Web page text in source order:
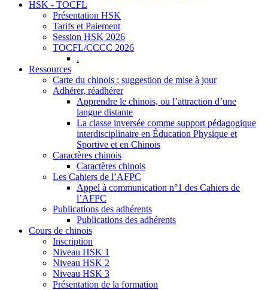
HSK - TOCFL
Présentation HSK
Tarifs et Paiement
Session HSK 2026
TOCFL/CCCC 2026
.
Ressources
Carte du chinois : suggestion de mise à jour
Adhérer, réadhérer
Apprendre le chinois, ou l’attraction d’une
langue distante
La classe inversée comme support pédagogique
interdisciplinaire en Éducation Physique et
Sportive et en Chinois
Caractères chinois
Caractères chinois
Les Cahiers de l’AFPC
Appel à communication n°1 des Cahiers de
l’AFPC
Publications des adhérents
Publications des adhérents
Cours de chinois
Inscription
Niveau HSK 1
Niveau HSK 2
Niveau HSK 3
Présentation de la formation